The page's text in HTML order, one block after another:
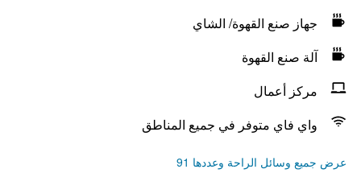
جهاز صنع القهوة/ الشاي
آلة صنع القهوة
مركز أعمال
واي فاي متوفر في جميع المناطق
عرض جميع وسائل الراحة وعددها 91